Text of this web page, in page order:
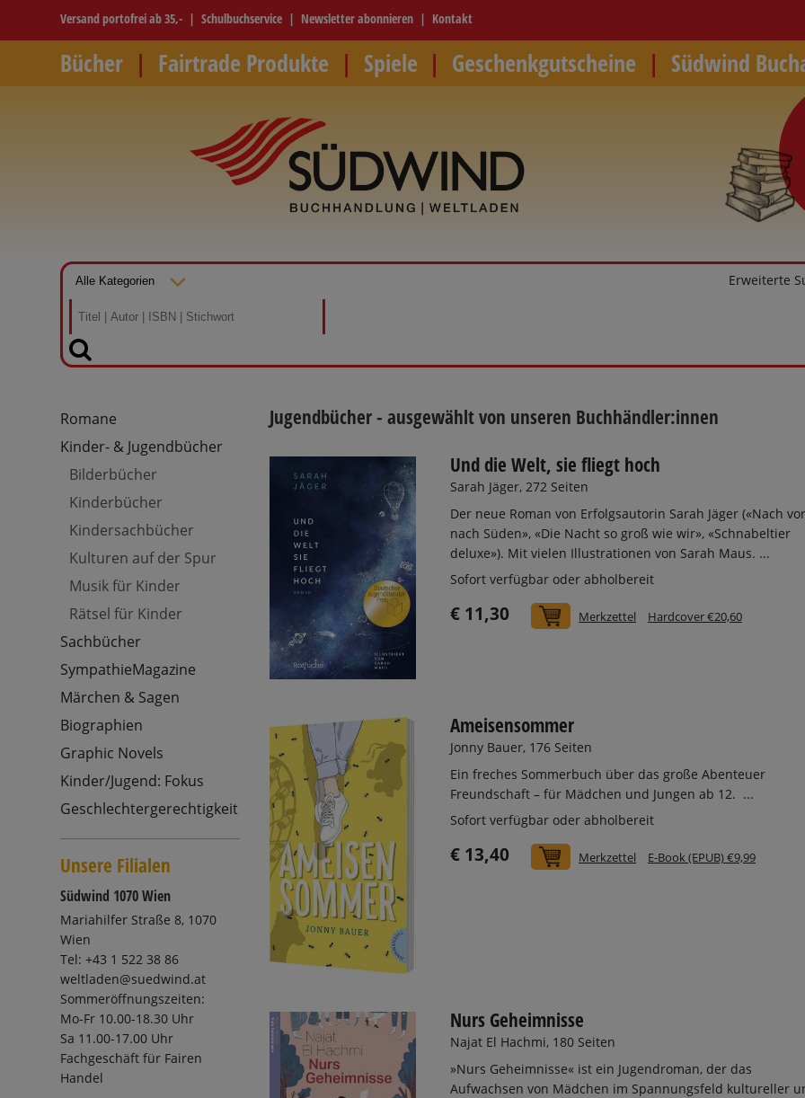
Versand portofrei ab 35,- Schulbuchservice Newsletter abonnieren Kontakt
Bücher Fairtrade Produkte Spiele Geschenkgutscheine Südwind
Erweiterte
Romane
Kinder- & Jugendbücher
Bilderbücher
Kinderbücher
Kindersachbücher
Kulturen auf der Spur
Musik für Kinder
Rätsel für Kinder
Sachbücher
SympathieMagazine
Märchen & Sagen
Biographien
Graphic Novels
Kinder/Jugend: Fokus
Geschlechtergerechtigkeit
Unsere Filialen
Südwind 1070 Wien
Mariahilfer Straße 8, 1070
Wien
Tel: +43 1 522 38 86
weltladen@suedwind.at
Sommeröffnungszeiten:
Mo-Fr 10.00-18.30 Uhr
Sa 11.00-17.00 Uhr
Fachgeschäft für Fairen
Handel
Jugendbücher - ausgewählt von unseren Buchhändler:innen
Und die Welt, sie fliegt hoch
Sarah Jäger, 272 Seiten
Der neue Roman von Erfolgsautorin Sarah Jäger («Nach
nach Süden», «Die Nacht so groß wie wir», «Schnabeltier
deluxe»). Mit vielen Illustrationen von Sarah Maus. ...
Sofort verfügbar oder abholbereit
€ 11,30 In den Warenkorb
Merkzettel Hardcover €20,60
Ameisensommer
Jonny Bauer, 176 Seiten
Ein freches Sommerbuch über das große Abenteuer
Freundschaft – für Mädchen und Jungen ab 12. ...
Sofort verfügbar oder abholbereit
€ 13,40 In den Warenkorb
Merkzettel E-Book (EPUB) €9,99
Nurs Geheimnisse
Najat El Hachmi, 180 Seiten
»Nurs Geheimnisse« ist ein Jugendroman, der das
Aufwachsen von Mädchen im Spannungsfeld kultureller